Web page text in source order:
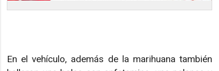
En el vehículo, además de la marihuana también